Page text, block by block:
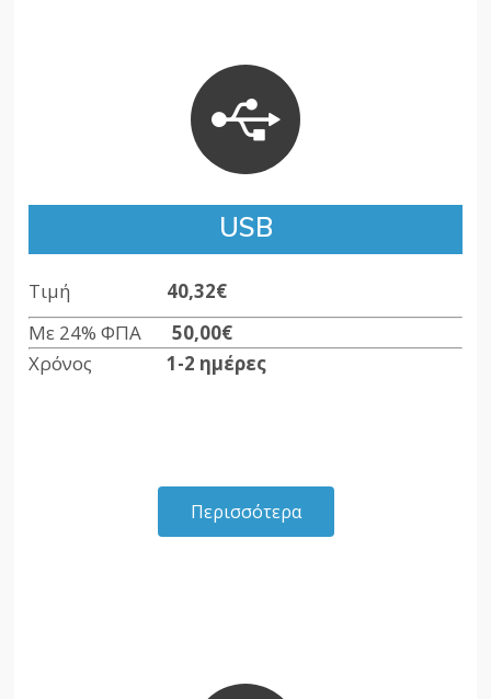
USB
Τιμή 40,32€
Με 24% ΦΠΑ50,00€
Χρόνος1-2 ημέρες
Περισσότερα